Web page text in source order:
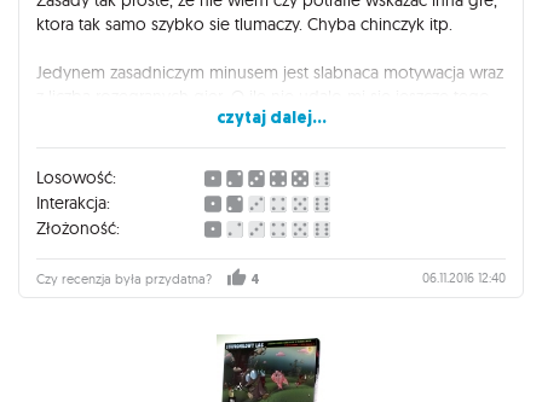
ktora tak samo szybko sie tlumaczy. Chyba chinczyk itp.
Jedynem zasadniczym minusem jest slabnaca motywacja wraz
poziomu osiagnac, wydaje mi sie, ze gra ta jest jak piosenka
wpadajaca w ucho. Najpierw sluchasz wielokrotnie ciagle sie
nie delektujac, potem przestajesz i nie masz ochoty do niej
wrocic, wiedzac, ze traci banalem...
czytaj dalej...
Losowość:
Interakcja:
Złożoność:
Czy recenzja była przydatna? 4 06.11.2016 12:40